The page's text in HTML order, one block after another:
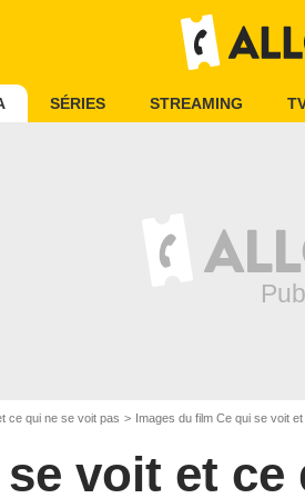
SÉRIES STREAMING
ce qui ne se voit pas Images du film Ce qui se voit
voit et